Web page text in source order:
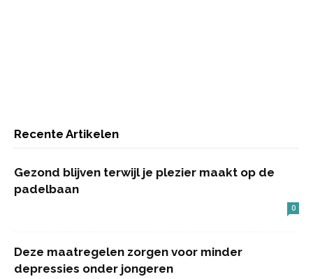
Recente Artikelen
Gezond blijven terwijl je plezier maakt op de
padelbaan
0
Deze maatregelen zorgen voor minder
depressies onder jongeren